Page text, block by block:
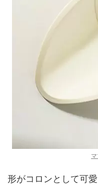
形がコロンとして可